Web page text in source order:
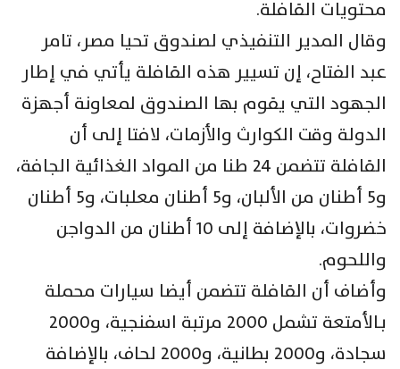
محتويات القافلة.
وقال المدير التنفيذي لصندوق تحيا مصر، تامر
عبد الفتاح، إن تسيير هذه القافلة يأتي في إطار
الجهود التي يقوم بها الصندوق لمعاونة أجهزة
الدولة وقت الكوارث والأزمات، لافتا إلى أن
القافلة تتضمن 24 طنا من المواد الغذائية الجافة،
و5 أطنان من الألبان، و5 أطنان معلبات، و5 أطنان
خضروات، بالإضافة إلى 10 أطنان من الدواجن
واللحوم.
وأضاف أن القافلة تتضمن أيضا سيارات محملة
بـالأمتعة تشمل 2000 مرتبة اسفنجية، و2000
سجادة، و2000 بطانية، و2000 لحاف، بالإضافة